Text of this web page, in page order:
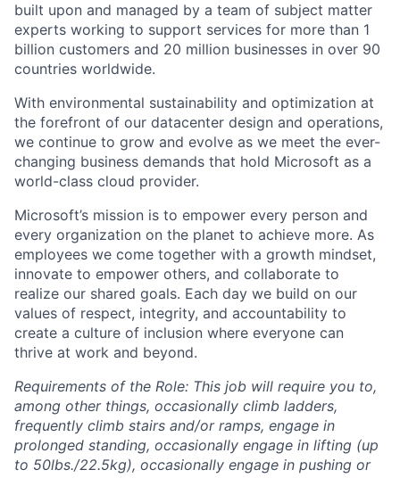
built upon and managed by a team of subject matter
experts working to support services for more than 1
billion customers and 20 million businesses in over 90
countries worldwide.
With environmental sustainability and optimization at
the forefront of our datacenter design and operations,
we continue to grow and evolve as we meet the ever-
changing business demands that hold Microsoft as a
world-class cloud provider.
Microsoft’s mission is to empower every person and
every organization on the planet to achieve more. As
employees we come together with a growth mindset,
innovate to empower others, and collaborate to
realize our shared goals. Each day we build on our
values of respect, integrity, and accountability to
create a culture of inclusion where everyone can
thrive at work and beyond.
Requirements of the Role: This job will require you to,
among other things, occasionally climb ladders,
frequently climb stairs and/or ramps, engage in
prolonged standing, occasionally engage in lifting (up
to 50lbs./22.5kg), occasionally engage in pushing or